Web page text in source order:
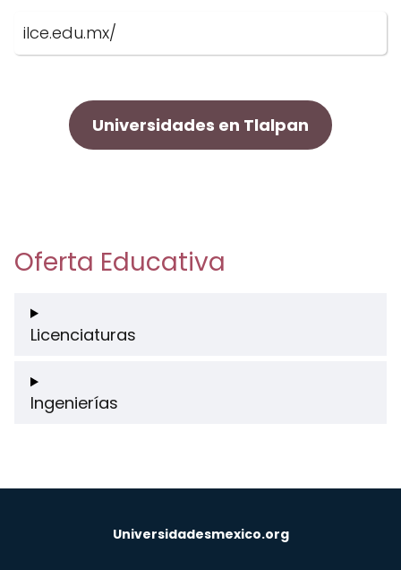
ilce.edu.mx/
Universidades en Tlalpan
Oferta Educativa
Licenciaturas
Ingenierías
Universidadesmexico.org